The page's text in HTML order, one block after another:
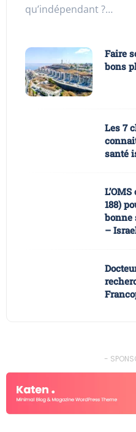
qu’indépendant ?…
Faire
bons
Les 7
santé
188)
bonne
–
-